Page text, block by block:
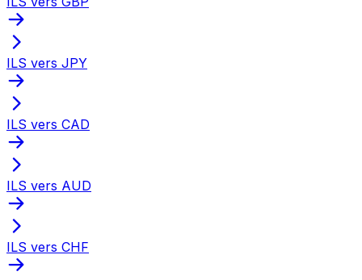
ILS vers JPY
ILS vers CAD
ILS vers AUD
ILS vers CHF